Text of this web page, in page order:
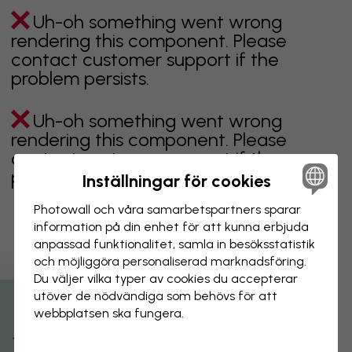
Uh-oh something went wrong
rendering this component. Please
contact customer support if the
problem persists.
Uh-oh something went wrong
rendering this component. Please
contact customer support if the
problem persists.
Visar sidan 1 av 1 sidor
Utforska fler kategorier
Inställningar för cookies
Photowall och våra samarbets­partners sparar
information på din enhet för att kunna erbjuda
anpassad funktionalitet, samla in besöks­statistik
och möjliggöra personaliserad marknads­föring.
Du väljer vilka typer av cookies du accepterar
utöver de nödvändiga som behövs för att
webbplatsen ska fungera.